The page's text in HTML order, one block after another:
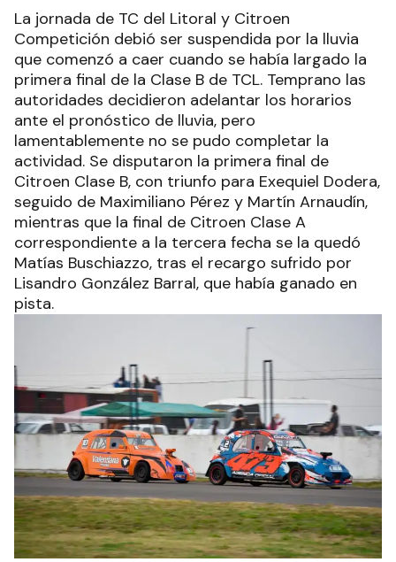
La jornada de TC del Litoral y Citroen
Competición debió ser suspendida por la lluvia
que comenzó a caer cuando se había largado la
primera final de la Clase B de TCL. Temprano las
autoridades decidieron adelantar los horarios
ante el pronóstico de lluvia, pero
lamentablemente no se pudo completar la
actividad. Se disputaron la primera final de
Citroen Clase B, con triunfo para Exequiel Dodera,
seguido de Maximiliano Pérez y Martín Arnaudín,
mientras que la final de Citroen Clase A
correspondiente a la tercera fecha se la quedó
Matías Buschiazzo, tras el recargo sufrido por
Lisandro González Barral, que había ganado en
pista.